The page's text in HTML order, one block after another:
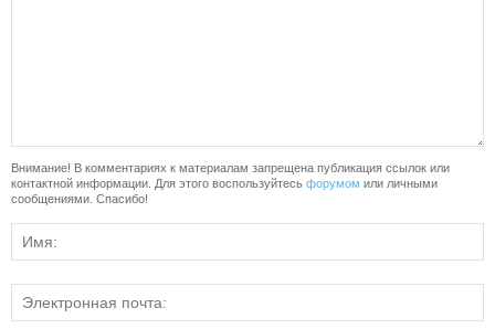
Внимание! В комментариях к материалам запрещена публикация ссылок или
контактной информации. Для этого воспользуйтесь форумом или личными
сообщениями. Спасибо!